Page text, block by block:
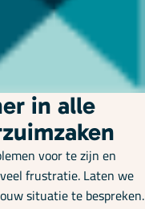
in alle
voor te zijn en
frustratie. Laten we
situatie te bespreken.